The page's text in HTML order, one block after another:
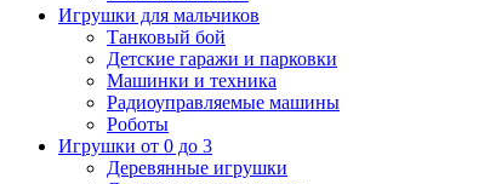
Игрушки для мальчиков
Танковый бой
Детские гаражи и парковки
Машинки и техника
Радиоуправляемые машины
Роботы
Игрушки от 0 до 3
Деревянные игрушки